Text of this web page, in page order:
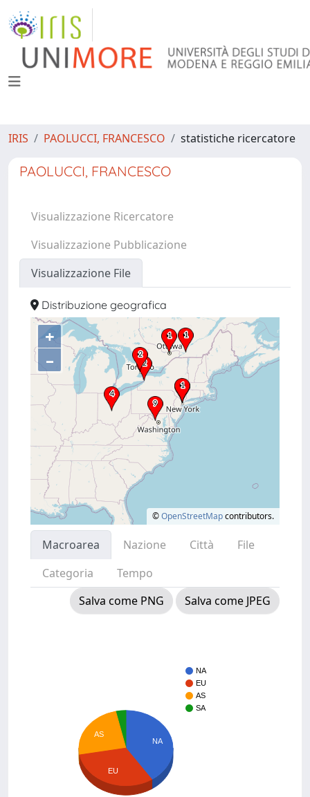
IRIS PAOLUCCI, FRANCESCO statistiche ricercatore
PAOLUCCI, FRANCESCO
Visualizzazione Ricercatore
Visualizzazione Pubblicazione
Visualizzazione File
Distribuzione geografica
+
–
©OpenStreetMapcontributors.
Macroarea Nazione Città
File
Categoria
Tempo
Salva come PNG
Salva come JPEG
NA
EU
AS
SA
NA
AS
EU